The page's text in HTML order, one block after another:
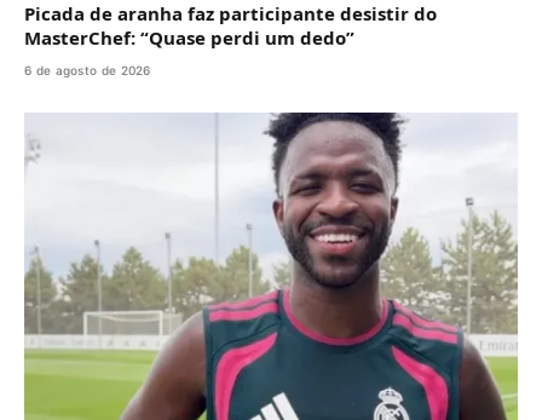
Picada de aranha faz participante desistir do
MasterChef: “Quase perdi um dedo”
6 de agosto de 2026